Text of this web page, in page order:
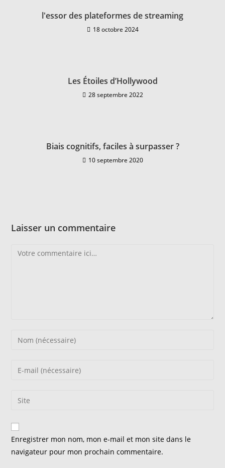
l'essor des plateformes de streaming
18 octobre 2024
Les Étoiles d’Hollywood
28 septembre 2022
Biais cognitifs, faciles à surpasser ?
10 septembre 2020
Laisser un commentaire
Comment
Enter
Enter
address
comment
Saisir
de
votre
(facultatif)
Enregistrer mon nom, mon e-mail et mon site dans le
navigateur pour mon prochain commentaire.